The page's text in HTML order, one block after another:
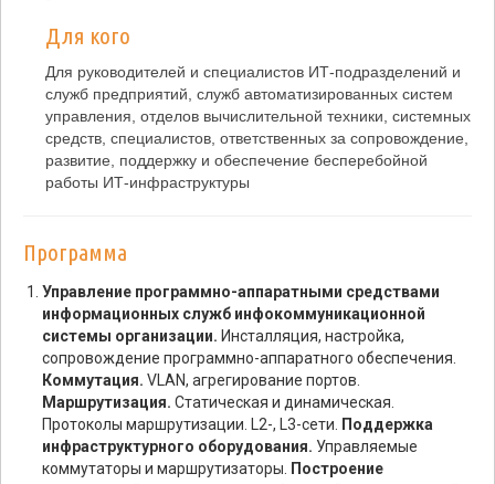
Для кого
Для руководителей и специалистов ИТ-подразделений и
служб предприятий, служб автоматизированных систем
управления, отделов вычислительной техники, системных
средств, специалистов, ответственных за сопровождение,
развитие, поддержку и обеспечение бесперебойной
работы ИТ-инфраструктуры
Программа
Управление программно-аппаратными средствами
информационных служб инфокоммуникационной
системы организации. Инсталляция, настройка,
сопровождение программно-аппаратного обеспечения.
Коммутация. VLAN, агрегирование портов.
Маршрутизация. Статическая и динамическая.
Протоколы маршрутизации. L2-, L3-сети.
Поддержка
инфраструктурного оборудования. Управляемые
коммутаторы и маршрутизаторы.
Построение